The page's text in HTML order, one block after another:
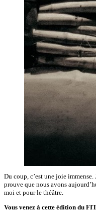
Du coup, c’est une joie
prouve que nous avons
moi et pour le théâtre.
Vous venez à cette édition du